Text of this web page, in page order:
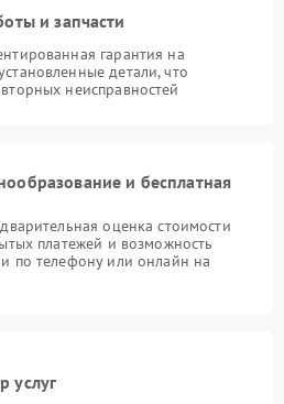
и запчасти
гарантия на
детали, что
неисправностей
и бесплатная
оценка стоимости
платежей и возможность
по телефону или онлайн на
услуг